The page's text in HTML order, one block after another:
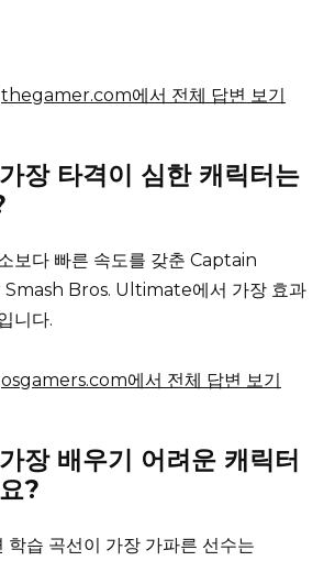
thegamer.com에서 전체 답변 보기
장 타격이 심한 캐릭터는
보다 빠른 속도를 갖춘 Captain
Bros. Ultimate에서 가장 효과
니다.
osgamers.com에서 전체 답변 보기
장 배우기 어려운 캐릭터
?
습 곡선이 가장 가파른 선수는